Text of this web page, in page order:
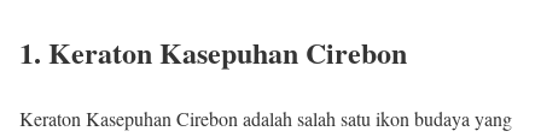
1. Keraton Kasepuhan Cirebon
Keraton Kasepuhan Cirebon adalah salah satu ikon budaya yang